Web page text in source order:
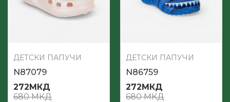
ДЕТСКИ ПАПУЧИ
N87079
272МКД
680МКД
ДЕТСКИ ПАПУЧИ
N86759
272МКД
680МКД